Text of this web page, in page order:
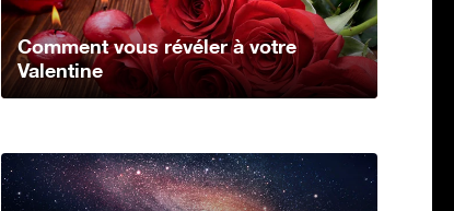
Comment vous révéler à votre
Valentine